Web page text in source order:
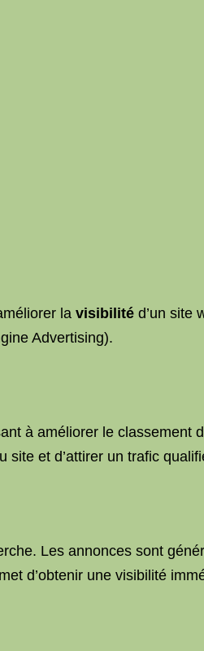
la visibilité d’un site
Advertising).
à améliorer le classement
site et d’attirer un trafic
Les annonces sont
d’obtenir une visibilité